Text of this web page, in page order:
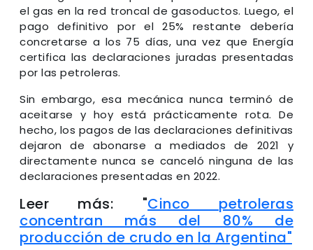
el gas en la red troncal de gasoductos. Luego, el
pago definitivo por el 25% restante debería
concretarse a los 75 días, una vez que Energía
certifica las declaraciones juradas presentadas
por las petroleras.
Sin embargo, esa mecánica nunca terminó de
aceitarse y hoy está prácticamente rota. De
hecho, los pagos de las declaraciones definitivas
dejaron de abonarse a mediados de 2021 y
directamente nunca se canceló ninguna de las
declaraciones presentadas en 2022.
Leer más: "Cinco petroleras
concentran más del 80% de
producción de crudo en la Argentina"